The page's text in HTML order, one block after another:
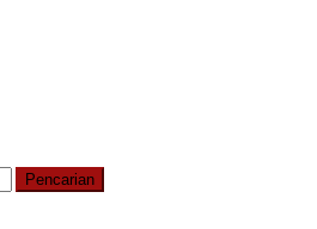
Pencarian